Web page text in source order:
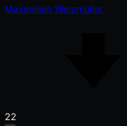
Maximilian Welzmüller
22